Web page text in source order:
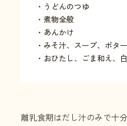
・うどんのつゆ
・煮物全般
・あんかけ
・みそ汁、スープ、ポタ
・おひたし、ごま和え
離乳食期はだし汁のみで十